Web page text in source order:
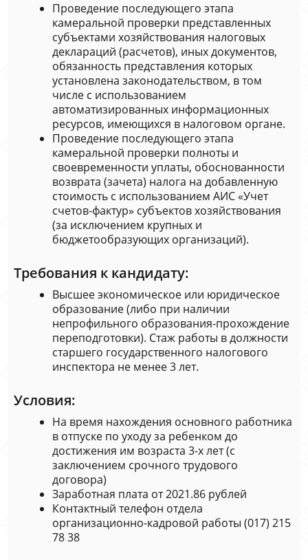
Проведение последующего этапа
камеральной проверки представленных
субъектами хозяйствования налоговых
деклараций (расчетов), иных документов,
обязанность представления которых
установлена законодательством, в том
числе с использованием
автоматизированных информационных
ресурсов, имеющихся в налоговом органе.
Проведение последующего этапа
камеральной проверки полноты и
своевременности уплаты, обоснованности
возврата (зачета) налога на добавленную
стоимость с использованием АИС «Учет
счетов-фактур» субъектов хозяйствования
(за исключением крупных и
бюджетообразующих организаций).
Требования к кандидату:
Высшее экономическое или юридическое
образование (либо при наличии
непрофильного образования-прохождение
переподготовки). Стаж работы в должности
старшего государственного налогового
инспектора не менее 3 лет.
Условия:
На время нахождения основного работника
в отпуске по уходу за ребенком до
достижения им возраста 3-х лет (с
заключением срочного трудового
договора)
Заработная плата от 2021.86 рублей
Контактный телефон отдела
организационно-кадровой работы (017) 215
78 38